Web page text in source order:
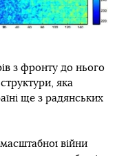
з фронту до нього
яка
ще з радянських
війни